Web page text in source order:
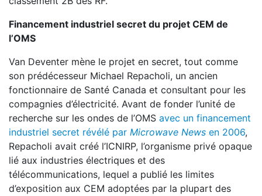
Financement industriel secret du projet CEM de
l’OMS
Van Deventer mène le projet en secret, tout comme
son prédécesseur Michael Repacholi, un ancien
fonctionnaire de Santé Canada et consultant pour les
compagnies d’électricité. Avant de fonder l’unité de
recherche sur les ondes de l’OMS avec un financement
industriel secret révélé par Microwave News en 2006,
Repacholi avait créé l’ICNIRP, l’organisme privé opaque
lié aux industries électriques et des
télécommunications, lequel a publié les limites
d’exposition aux CEM adoptées par la plupart des